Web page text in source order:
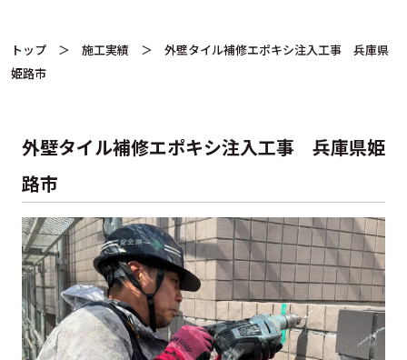
トップ ＞ 施工実績 ＞ 外壁タイル補修エポキシ注入工事 兵庫県
姫路市
外壁タイル補修エポキシ注入工事 兵庫県姫
路市